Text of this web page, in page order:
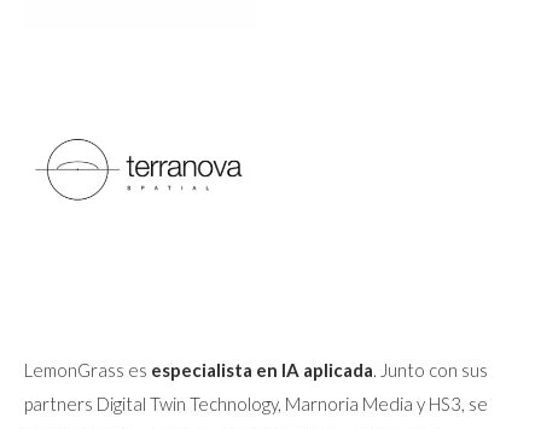
LemonGrass es especialista en IA aplicada. Junto con sus
partners Digital Twin Technology, Marnoria Media y HS3, se